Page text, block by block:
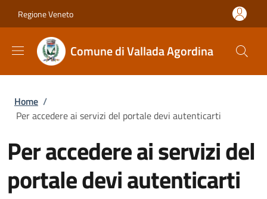
Regione Veneto
Comune di Vallada Agordina
Briciole di pane
Home /
Per accedere ai servizi del portale devi autenticarti
Per accedere ai servizi del
portale devi autenticarti